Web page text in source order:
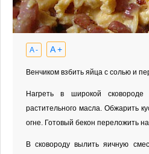
A - A +
Венчиком взбить яйца с солью и
Нагреть в широкой сковороде
растительного масла. Обжарить
огне. Готовый бекон переложить
В сковороду вылить яичную